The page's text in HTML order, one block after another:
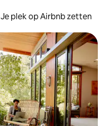
Je plek op Airbnb zetten